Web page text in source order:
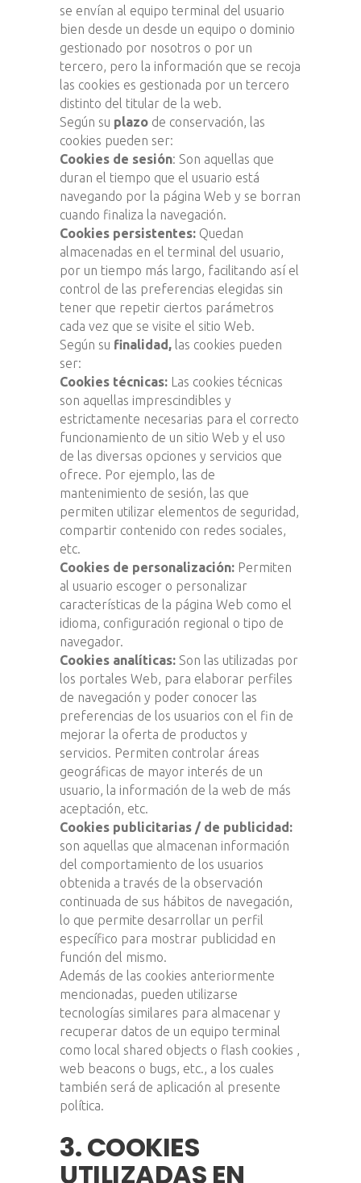
se envían al equipo terminal del usuario
bien desde un desde un equipo o dominio
gestionado por nosotros o por un
tercero, pero la información que se recoja
las cookies es gestionada por un tercero
distinto del titular de la web.
Según su plazo de conservación, las
cookies pueden ser:
Cookies de sesión: Son aquellas que
duran el tiempo que el usuario está
navegando por la página Web y se borran
cuando finaliza la navegación.
Cookies persistentes: Quedan
almacenadas en el terminal del usuario,
por un tiempo más largo, facilitando así el
control de las preferencias elegidas sin
tener que repetir ciertos parámetros
cada vez que se visite el sitio Web.
Según su finalidad, las cookies pueden
ser:
Cookies técnicas: Las cookies técnicas
son aquellas imprescindibles y
estrictamente necesarias para el correcto
funcionamiento de un sitio Web y el uso
de las diversas opciones y servicios que
ofrece. Por ejemplo, las de
mantenimiento de sesión, las que
permiten utilizar elementos de seguridad,
compartir contenido con redes sociales,
etc.
Cookies de personalización: Permiten
al usuario escoger o personalizar
características de la página Web como el
idioma, configuración regional o tipo de
navegador.
Cookies analíticas: Son las utilizadas por
los portales Web, para elaborar perfiles
de navegación y poder conocer las
preferencias de los usuarios con el fin de
mejorar la oferta de productos y
servicios. Permiten controlar áreas
geográficas de mayor interés de un
usuario, la información de la web de más
aceptación, etc.
Cookies publicitarias / de publicidad:
son aquellas que almacenan información
del comportamiento de los usuarios
obtenida a través de la observación
continuada de sus hábitos de navegación,
lo que permite desarrollar un perfil
específico para mostrar publicidad en
función del mismo.
Además de las cookies anteriormente
mencionadas, pueden utilizarse
tecnologías similares para almacenar y
recuperar datos de un equipo terminal
como local shared objects o flash cookies ,
web beacons o bugs, etc., a los cuales
también será de aplicación al presente
política.
3. COOKIES
UTILIZADAS EN